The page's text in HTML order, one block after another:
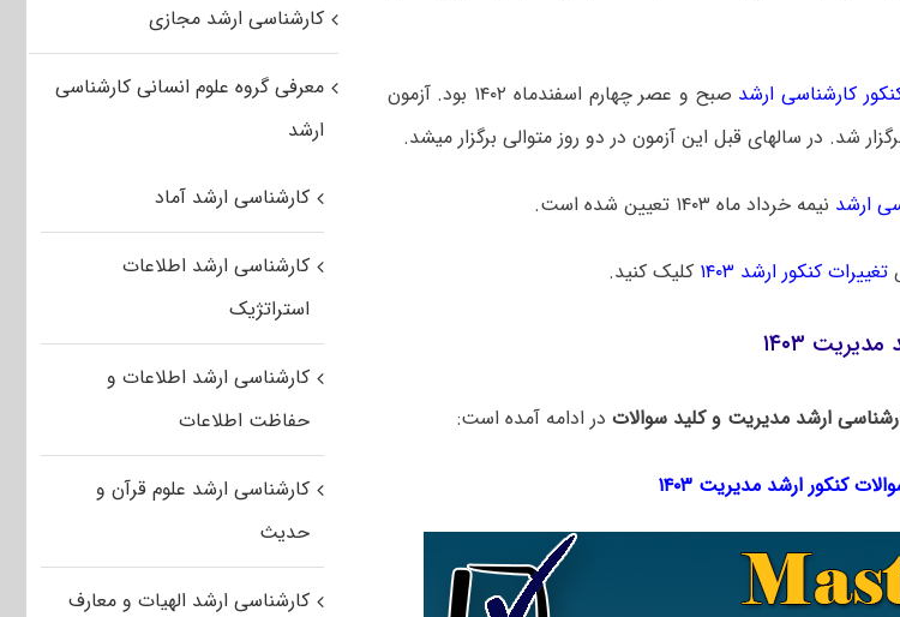
کارشناسی ارشد
صبح و عصر چهارم اسفندماه ۱۴۰۲ بود. آزمون
ارشد نیمه خرداد ماه ۱۴۰۳ تعیین شده است.
تغییرات کنکور ارشد ۱۴۰۳ کلیک کنید.
۱۴۰۳
ارشد مدیریت و کلید سوالاتدر ادامه آمده است:
کنکور ارشد مدیریت ۱۴۰۳
کارشناسی ارشد مجازی
معرفی گروه علوم انسانی کارشناسی
ارشد
کارشناسی ارشد آماد
کارشناسی ارشد اطلاعات
استراتژیک
کارشناسی ارشد اطلاعات و
حفاظت اطلاعات
کارشناسی ارشد علوم قرآن و
حدیث
کارشناسی ارشد الهیات و معارف